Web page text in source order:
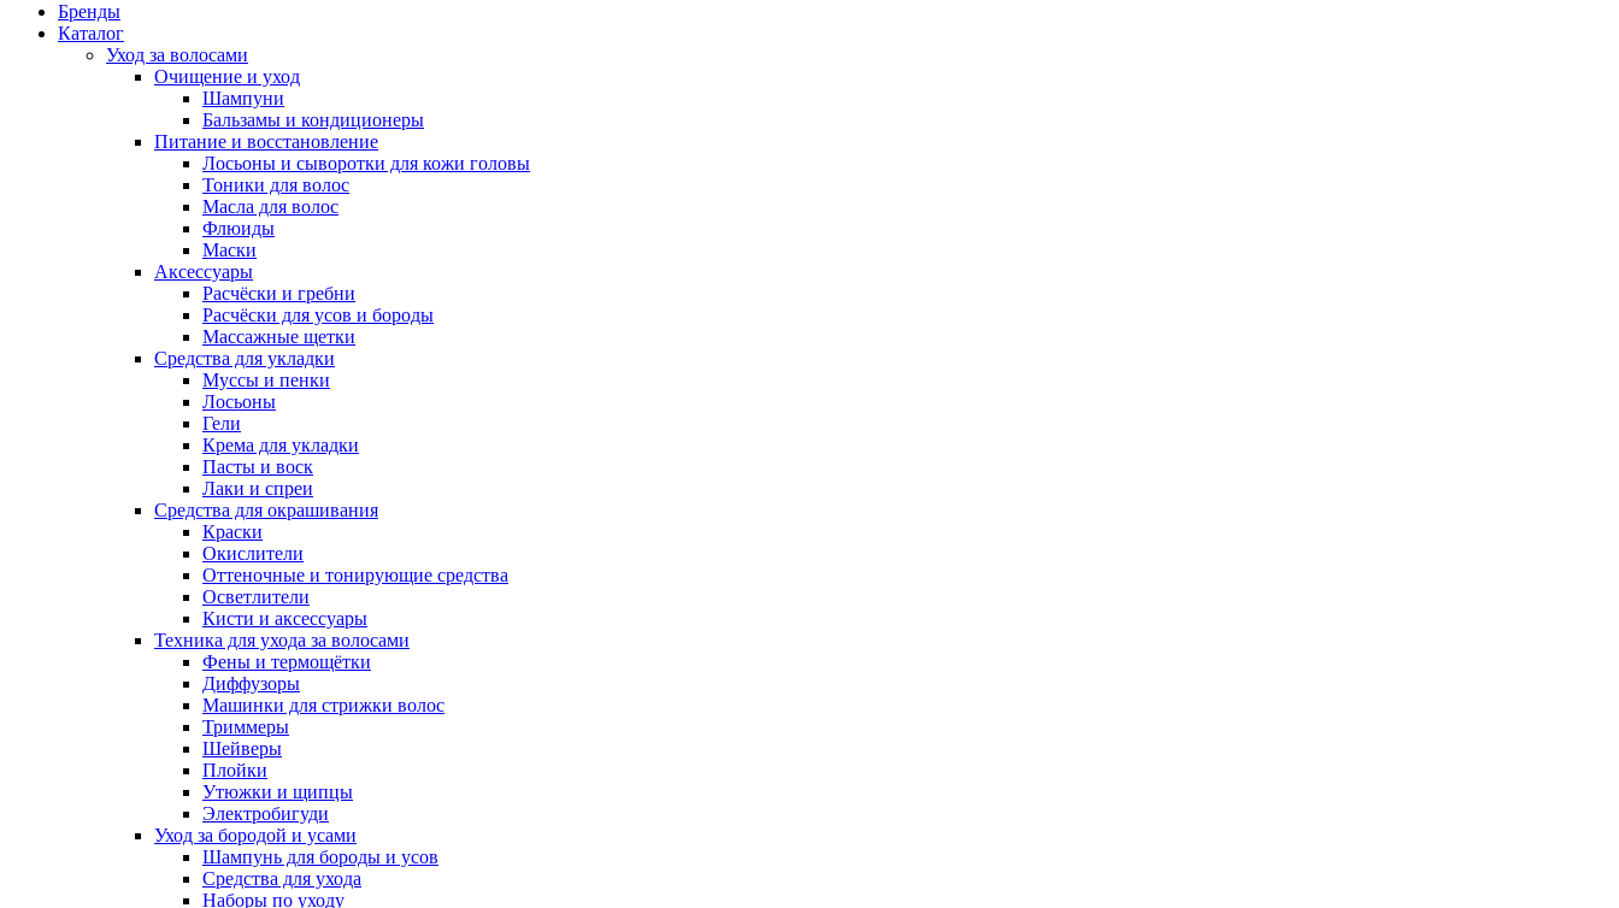
Бренды
Каталог
Уход за волосами
Очищение и уход
Шампуни
Бальзамы и кондиционеры
Питание и восстановление
Лосьоны и сыворотки для кожи головы
Тоники для волос
Масла для волос
Флюиды
Маски
Аксессуары
Расчёски и гребни
Расчёски для усов и бороды
Массажные щетки
Средства для укладки
Муссы и пенки
Лосьоны
Гели
Крема для укладки
Пасты и воск
Лаки и спреи
Средства для окрашивания
Краски
Окислители
Оттеночные и тонирующие средства
Осветлители
Кисти и аксессуары
Техника для ухода за волосами
Фены и термощётки
Диффузоры
Машинки для стрижки волос
Триммеры
Шейверы
Плойки
Утюжки и щипцы
Электробигуди
Уход за бородой и усами
Шампунь для бороды и усов
Средства для ухода
Наборы по уходу